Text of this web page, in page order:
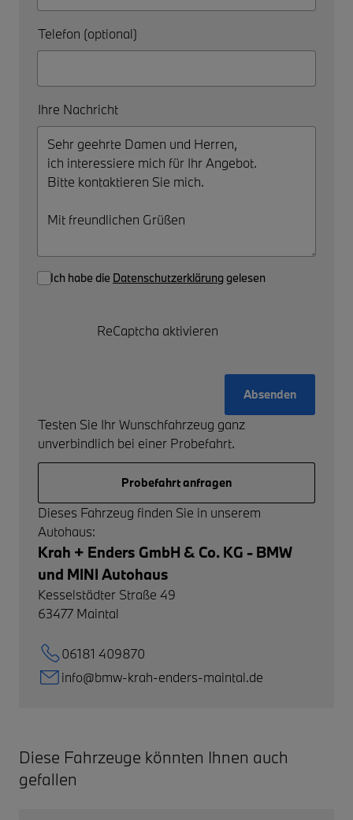
Telefon (optional)
Ihre Nachricht
Ich habe die Datenschutzerklärung gelesen
ReCaptcha aktivieren
Absenden
Testen Sie Ihr Wunschfahrzeug ganz
unverbindlich bei einer Probefahrt.
Probefahrt anfragen
Dieses Fahrzeug finden Sie in unserem
Autohaus:
Krah + Enders GmbH & Co. KG - BMW
und MINI Autohaus
Kesselstädter Straße 49
63477 Maintal
06181 409870
info@bmw-krah-enders-maintal.de
Diese Fahrzeuge könnten Ihnen auch
gefallen